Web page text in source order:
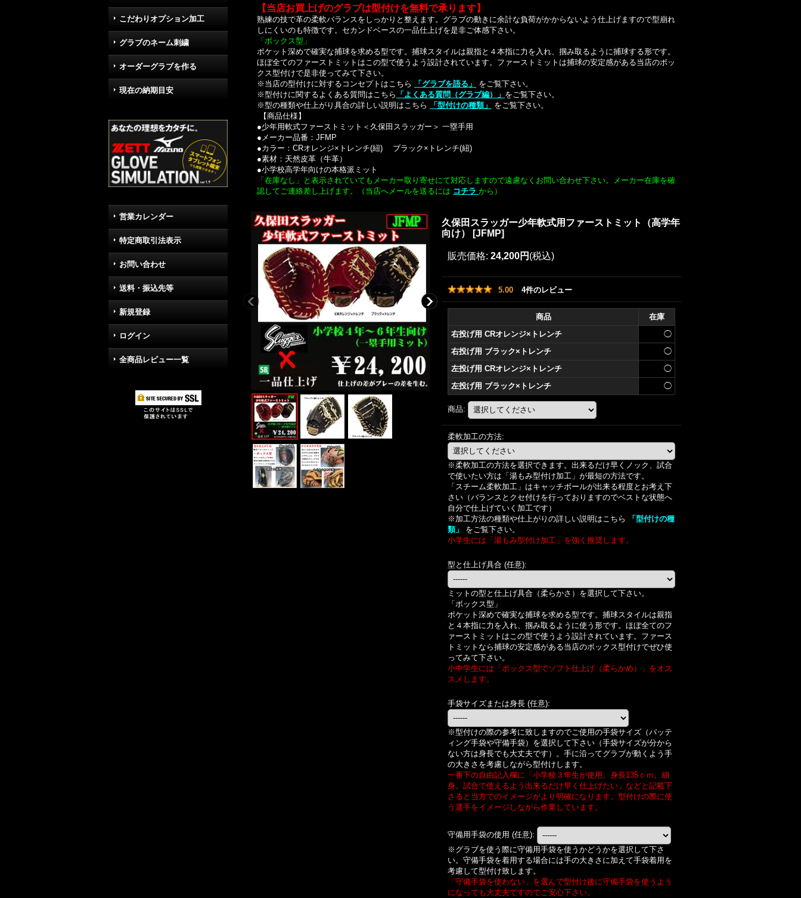
こだわりオプション加工
グラブのネーム刺繍
オーダーグラブを作る
現在の納期目安
営業カレンダー
特定商取引法表示
お問い合わせ
送料・振込先等
新規登録
ログイン
全商品レビュー一覧
【当店お買上げのグラブは型付けを無料で承ります】
熟練の技で革の柔軟バランスをしっかりと整えます。グラブの動きに余計な負荷がかからないよう仕上げますので型崩れ
しにくいのも特徴です。セカンドベースの一品仕上げを是非ご体感下さい。
「ボックス型」
ポケット深めで確実な捕球を求める型です。捕球スタイルは親指と４本指に力を入れ、掴み取るように捕球する形です。
ほぼ全てのファーストミットはこの型で使うよう設計されています。 ファーストミットは捕球の安定感がある当店のボッ
クス型付けで是非使ってみて下さい。
※当店の型付けに対するコンセプトはこちら
「グラブを語る」
をご覧下さい。
※型付けに関するよくある質問はこちら 「よくある質問（グラブ編）」 をご覧下さい。
※型の種類や仕上がり具合の詳しい説明はこちら
「型付けの種類」
をご覧下さい。
【商品仕様】
●少年用軟式ファーストミット＜久保田スラッガー＞ 一塁手用
●メーカー品番：JFMP
●カラー：CRオレンジ×トレンチ(紐) ブラック×トレンチ(紐)
●素材：天然皮革（牛革）
●小学校高学年向けの本格派ミット
「在庫なし」と表示されていてもメーカー取り寄せにて対応しますので遠慮なくお問い合わせ下さい。
メーカー在庫を確
認してご連絡差し上げます。（当店へメールを送るには コチラ から）
久保田スラッガー少年軟式用ファーストミット（高学年
向け）
[JFMP]
販売価格: 24,200円 (税込)
5.00 4件のレビュー
商品
在庫
右投げ用 CRオレンジ×トレンチ
◯
右投げ用 ブラック×トレンチ
◯
左投げ用 CRオレンジ×トレンチ
◯
左投げ用 ブラック×トレンチ
◯
商品:
柔軟加工の方法:
※柔軟加工の方法を選択できます。出来るだけ早くノック、試合
で使いたい方は「湯もみ型付け加工」が最短の方法です。
「スチーム柔軟加工」はキャッチボールが出来る程度とお考え下
さい（バランスとクセ付けを行っておりますのでベストな状態へ
自分で仕上げていく加工です）
※加工方法の種類や仕上がりの詳しい説明はこちら
「型付けの種
類」 をご覧下さい。
小学生には「湯もみ型付け加工」を強く推奨します。
型と仕上げ具合 (任意):
ミットの型と仕上げ具合（柔らかさ）を選択して下さい。
「ボックス型」
ポケット深めで確実な捕球を求める型です。捕球スタイルは親指
と４本指に力を入れ、掴み取るように使う形です。ほぼ全てのフ
ァーストミットはこの型で使うよう設計されています。ファース
トミットなら捕球の安定感がある当店のボックス型付けでぜひ使
ってみて下さい。
小中学生には「ボックス型でソフト仕上げ（柔らかめ）」をオス
スメします。
手袋サイズまたは身長 (任意):
※型付けの際の参考に致しますのでご使用の手袋サイズ（バッテ
ィング手袋や守備手袋）を選択して下さい（手袋サイズが分から
ない方は身長でも大丈夫です）。手に沿ってグラブが動くよう手
の大きさを考慮しながら型付けします。
一番下の自由記入欄に「小学校３年生が使用。身長135ｃｍ。細
身。試合で使えるよう出来るだけ早く仕上げたい」などと記載下
さると当方でのイメージがより明確になります。型付けの際に使
う選手をイメージしながら作業しています。
守備用手袋の使用 (任意):
※グラブを使う際に守備用手袋を使うかどうかを選択して下さ
い。守備手袋を着用する場合には手の大きさに加えて手袋着用を
考慮して型付け致します。
「守備手袋を使わない」を選んで型付け後に守備手袋を使うよう
になっても大丈夫ですのでご安心下さい。